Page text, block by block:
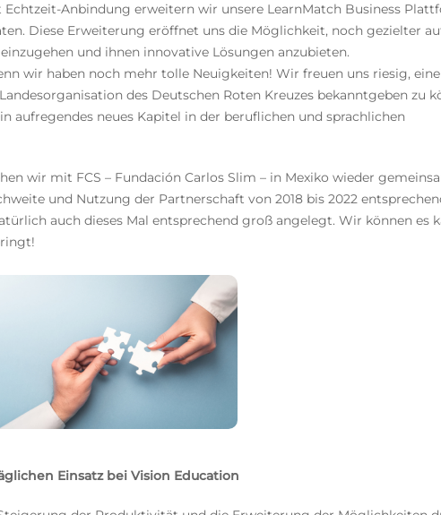
Anbindung erweitern wir unsere LearnMatch Business
Diese Erweiterung eröffnet uns die Möglichkeit, noch gezielter
und ihnen innovative Lösungen anzubieten.
wir haben noch mehr tolle Neuigkeiten! Wir freuen uns riesig,
des Deutschen Roten Kreuzes bekanntgeben zu
aufregendes neues Kapitel in der beruflichen und sprachlichen
wir mit FCS – Fundación Carlos Slim – in Mexiko wieder
und Nutzung der Partnerschaft von 2018 bis 2022
auch dieses Mal entsprechend groß angelegt. Wir können es
Einsatz bei Vision Education